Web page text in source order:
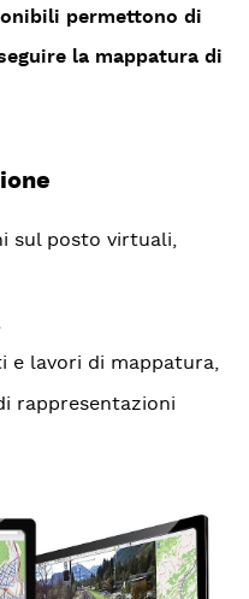
permettono di
la mappatura di
sul posto virtuali,
e lavori di mappatura,
rappresentazioni